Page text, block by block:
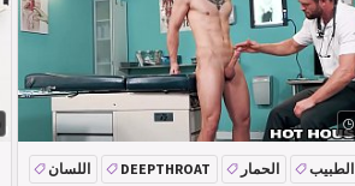
اللسان DEEPTHROAT الحمار الطبيب